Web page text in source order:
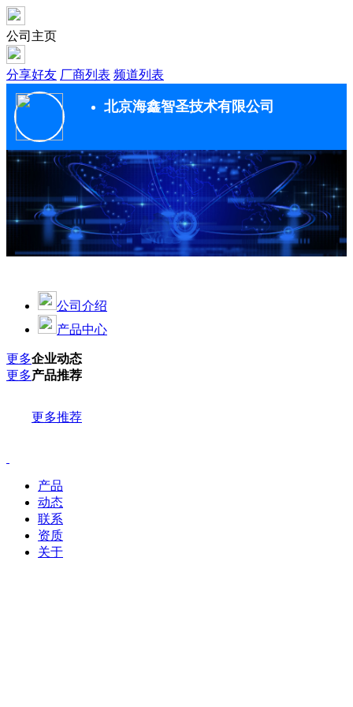
公司主页
分享好友 厂商列表 频道列表
北京海鑫智圣技术有限公司
公司介绍
产品中心
更多企业动态
更多产品推荐
更多推荐
产品
动态
联系
资质
关于